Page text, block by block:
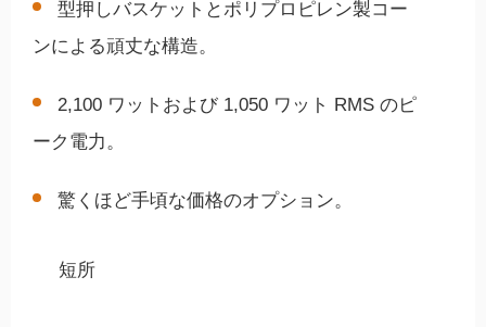
型押しバスケットとポリプロピレン製コー
ンによる頑丈な構造。
2,100 ワットおよび 1,050 ワット RMS のピ
ーク電力。
驚くほど手頃な価格のオプション。
短所